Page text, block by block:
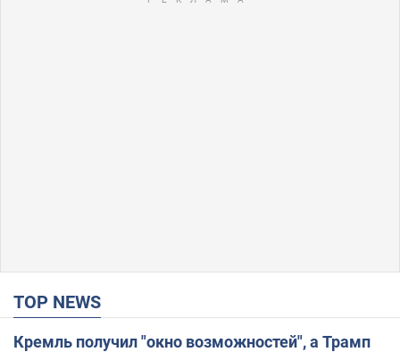
TOP NEWS
Кремль получил "окно возможностей", а Трамп